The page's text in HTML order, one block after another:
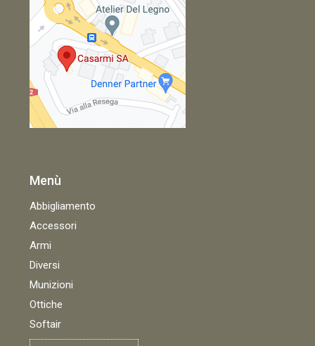
Menù
Abbigliamento
Accessori
Armi
Diversi
Munizioni
Ottiche
Softair